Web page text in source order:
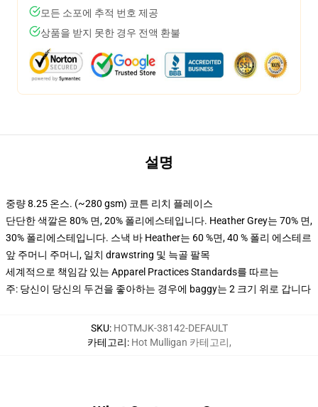
모든 소포에 추적 번호 제공
상품을 받지 못한 경우 전액 환불
설명
중량 8.25 온스. (~280 gsm) 코튼 리치 플레이스
단단한 색깔은 80% 면, 20% 폴리에스테입니다. Heather Grey는 70% 면,
30% 폴리에스테입니다. 스낵 바 Heather는 60 %면, 40 % 폴리 에스테르
앞 주머니 주머니, 일치 drawstring 및 늑골 팔목
세계적으로 책임감 있는 Apparel Practices Standards를 따르는
주: 당신이 당신의 두건을 좋아하는 경우에 baggy는 2 크기 위로 갑니다
SKU: HOTMJK-38142-DEFAULT
카테고리: Hot Mulligan 카테고리,